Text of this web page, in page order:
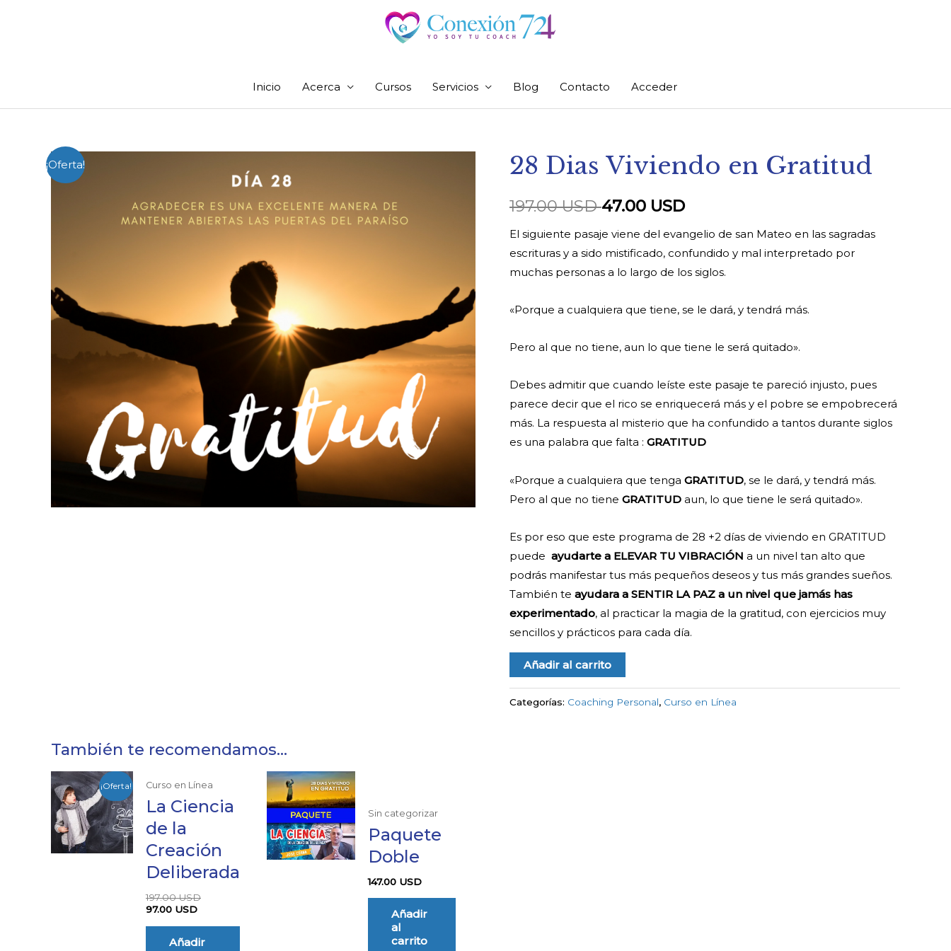
Inicio Acerca Cursos Servicios Blog Contacto Acceder
¡Oferta! 28 Dias Viviendo en Gratitud
197.00USD
El
era:
197.00 USD.
47.00 USD
El
es:
47.00 USD.
El siguiente pasaje viene del evangelio de san Mateo en las sagradas
escrituras y a sido mistificado, confundido y mal interpretado por
muchas personas a lo largo de los siglos.
«Porque a cualquiera que tiene, se le dará, y tendrá más.
Pero al que no tiene, aun lo que tiene le será quitado».
Debes admitir que cuando leíste este pasaje te pareció injusto, pues
parece decir que el rico se enriquecerá más y el pobre se empobrecerá
más. La respuesta al misterio que ha confundido a tantos durante siglos
es una palabra que falta : GRATITUD
«Porque a cualquiera que tenga GRATITUD, se le dará, y tendrá más.
Pero al que no tiene GRATITUD aun, lo que tiene le será quitado».
Es por eso que este programa de 28 +2 días de viviendo en GRATITUD
puede ayudarte a ELEVAR TU VIBRACIÓN a un nivel tan alto que
podrás manifestar tus más pequeños deseos y tus más grandes sueños.
También te ayudara a SENTIR LA PAZ a un nivel que jamás has
experimentado, al practicar la magia de la gratitud, con ejercicios muy
sencillos y prácticos para cada día.
28
Viviendo
Gratitud
cantidad
Añadir al carrito
Categorías: Coaching Personal, Curso en Línea
También te recomendamos…
¡Oferta! Curso en Línea
La Ciencia
de la
Creación
Deliberada
197.00USD
precio
original
era:
97.00 USD
precio
actual
es:
Añadir
Sin categorizar
Paquete
Doble
147.00 USD
Añadir
al
carrito